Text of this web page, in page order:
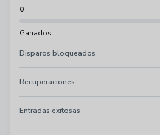
0
Ganados
Disparos bloqueados
Recuperaciones
Entradas exitosas